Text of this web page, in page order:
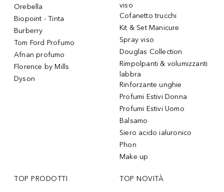
Orebella
Biopoint - Tinta
Burberry
Tom Ford Profumo
Afnan profumo
Florence by Mills
Dyson
viso
Cofanetto trucchi
Kit & Set Manicure
Spray viso
Douglas Collection
Rimpolpanti & volumizzanti
labbra
Rinforzante unghie
Profumi Estivi Donna
Profumi Estivi Uomo
Balsamo
Siero acido ialuronico
Phon
Make up
TOP PRODOTTI TOP NOVITÀ